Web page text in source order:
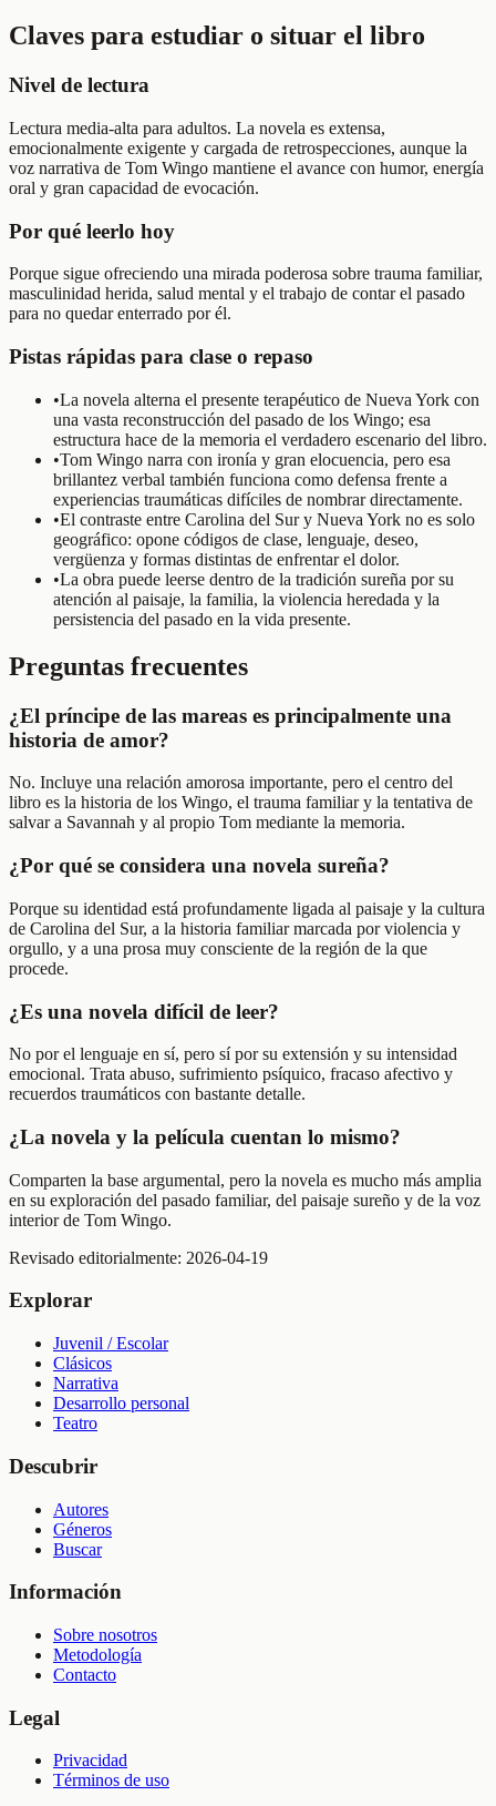
Claves para estudiar o situar el libro
Nivel de lectura
Lectura media-alta para adultos. La novela es extensa,
emocionalmente exigente y cargada de retrospecciones, aunque la
voz narrativa de Tom Wingo mantiene el avance con humor, energía
oral y gran capacidad de evocación.
Por qué leerlo hoy
Porque sigue ofreciendo una mirada poderosa sobre trauma familiar,
masculinidad herida, salud mental y el trabajo de contar el pasado
para no quedar enterrado por él.
Pistas rápidas para clase o repaso
•La novela alterna el presente terapéutico de Nueva York con
una vasta reconstrucción del pasado de los Wingo; esa
estructura hace de la memoria el verdadero escenario del libro.
•Tom Wingo narra con ironía y gran elocuencia, pero esa
brillantez verbal también funciona como defensa frente a
experiencias traumáticas difíciles de nombrar directamente.
•El contraste entre Carolina del Sur y Nueva York no es solo
geográfico: opone códigos de clase, lenguaje, deseo,
vergüenza y formas distintas de enfrentar el dolor.
•La obra puede leerse dentro de la tradición sureña por su
atención al paisaje, la familia, la violencia heredada y la
persistencia del pasado en la vida presente.
Preguntas frecuentes
¿El príncipe de las mareas es principalmente una
historia de amor?
No. Incluye una relación amorosa importante, pero el centro del
libro es la historia de los Wingo, el trauma familiar y la tentativa de
salvar a Savannah y al propio Tom mediante la memoria.
¿Por qué se considera una novela sureña?
Porque su identidad está profundamente ligada al paisaje y la cultura
de Carolina del Sur, a la historia familiar marcada por violencia y
orgullo, y a una prosa muy consciente de la región de la que
procede.
¿Es una novela difícil de leer?
No por el lenguaje en sí, pero sí por su extensión y su intensidad
emocional. Trata abuso, sufrimiento psíquico, fracaso afectivo y
recuerdos traumáticos con bastante detalle.
¿La novela y la película cuentan lo mismo?
Comparten la base argumental, pero la novela es mucho más amplia
en su exploración del pasado familiar, del paisaje sureño y de la voz
interior de Tom Wingo.
Revisado editorialmente: 2026-04-19
Explorar
Juvenil / Escolar
Clásicos
Narrativa
Desarrollo personal
Teatro
Descubrir
Autores
Géneros
Buscar
Información
Sobre nosotros
Metodología
Contacto
Legal
Privacidad
Términos de uso